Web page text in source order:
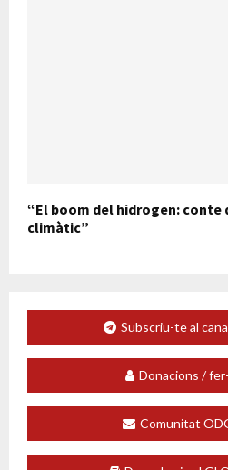
“El boom del hidrogen: conte
climàtic”
Subscriu-te al
Donacions /
Comunitat